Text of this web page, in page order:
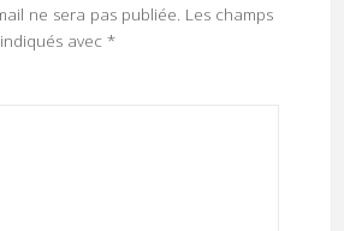
ne sera pas publiée. Les champs
avec *